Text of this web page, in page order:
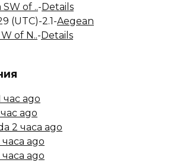
of ..-Details
(UTC)-2.1-Aegean
of N..-Details
час ago
час ago
2 часа ago
часа ago
часа ago